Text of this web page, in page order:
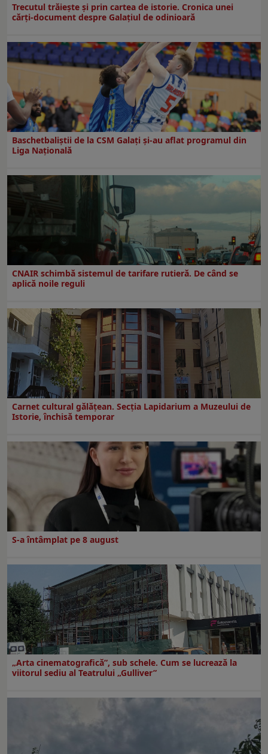
Trecutul trăiește și prin cartea de istorie. Cronica unei
cărți-document despre Galațiul de odinioară
Baschetbaliștii de la CSM Galați și-au aflat programul din
Liga Națională
CNAIR schimbă sistemul de tarifare rutieră. De când se
aplică noile reguli
Carnet cultural gălăţean. Secţia Lapidarium a Muzeului de
Istorie, închisă temporar
S-a întâmplat pe 8 august
„Arta cinematografică”, sub schele. Cum se lucrează la
viitorul sediu al Teatrului „Gulliver”